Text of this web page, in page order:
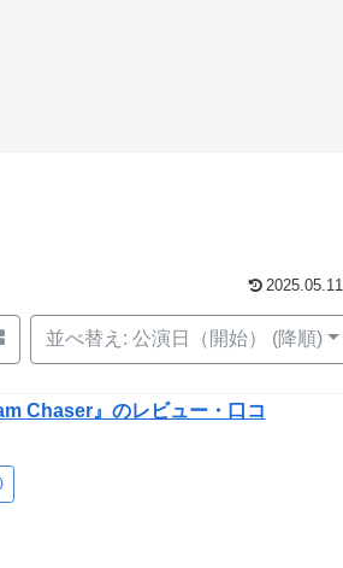
2025.05.11
並べ替え: 公演日（開始） (降順)
Chaser』のレビュー・口コ